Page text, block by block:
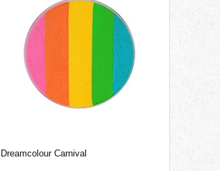
Dreamcolour Carnival